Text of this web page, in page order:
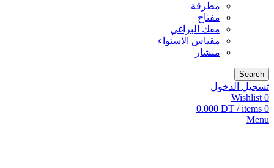
مطرقة
مفتاح
مفك البراغي
مقياس الاستواء
منشار
Search
تسجيل الدخول
0
Wishlist
0
items
/
0.000 DT
Menu